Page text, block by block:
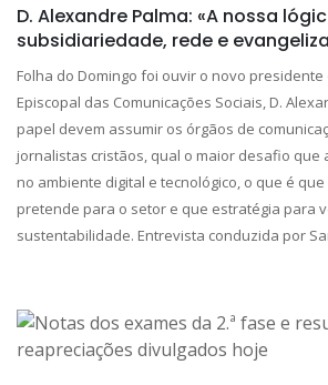
D. Alexandre Palma: «A nossa
subsidiariedade, rede e
Folha do Domingo foi ouvir o novo presidente
Episcopal das Comunicações Sociais, D.
papel devem assumir os órgãos de
jornalistas cristãos, qual o maior desafio que
no ambiente digital e tecnológico, o que é
pretende para o setor e que estratégia para
sustentabilidade. Entrevista conduzida por